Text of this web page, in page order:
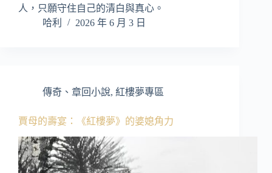
人，只願守住自己的清白與真心。
哈利
2026 年 6 月 3 日
傳奇、章回小說, 紅樓夢專區
賈母的壽宴：《紅樓夢》的婆媳角力